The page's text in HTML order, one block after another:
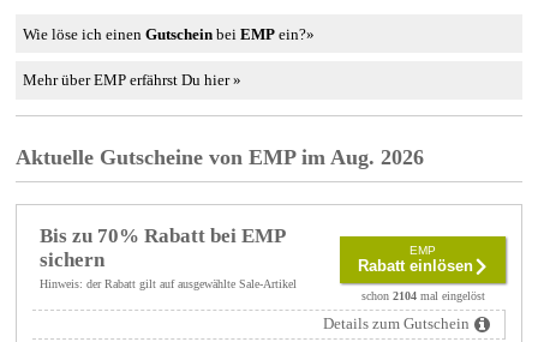
Wie löse ich einenGutschein beiEMP ein?»
Mehr über EMP erfährst Du hier »
Aktuelle Gutscheine von EMP im Aug. 2026
Bis zu 70% Rabatt bei EMP
sichern
Hinweis: der Rabatt gilt auf ausgewählte Sale-Artikel
EMP
Rabatt einlösen
schon 2104mal eingelöst
Details zum Gutschein